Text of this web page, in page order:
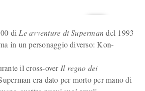
di Le avventure di Supermandel 1993
in un personaggio diverso: Kon-
il cross-over Il regno dei
era dato per morto per mano di